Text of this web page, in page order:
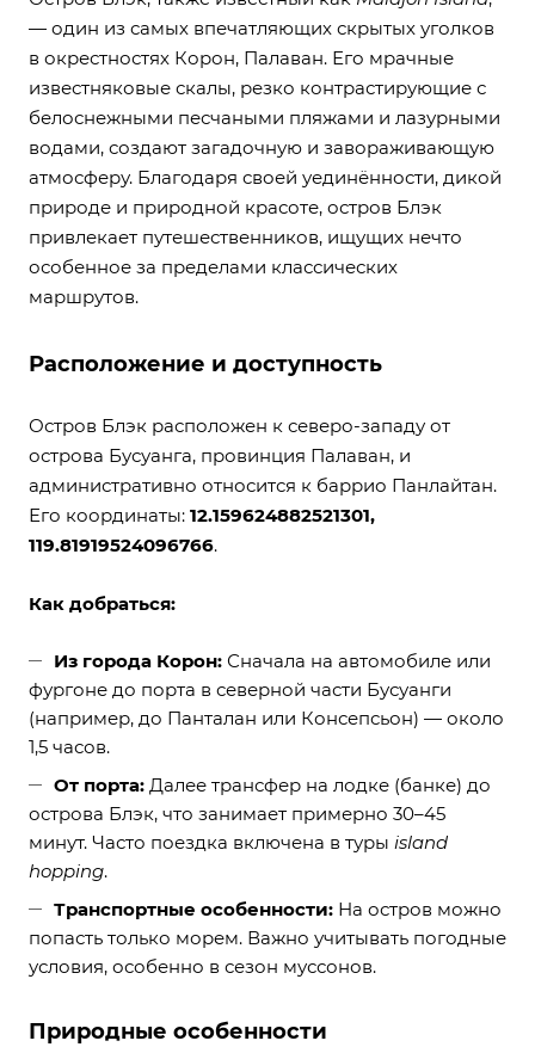
— один из самых впечатляющих скрытых уголков
в окрестностях Корон, Палаван. Его мрачные
известняковые скалы, резко контрастирующие с
белоснежными песчаными пляжами и лазурными
водами, создают загадочную и завораживающую
атмосферу. Благодаря своей уединённости, дикой
природе и природной красоте, остров Блэк
привлекает путешественников, ищущих нечто
особенное за пределами классических
маршрутов.
Расположение и доступность
Остров Блэк расположен к северо-западу от
острова Бусуанга, провинция Палаван, и
административно относится к баррио Панлайтан.
Его координаты: 12.159624882521301,
119.81919524096766.
Как добраться:
Из города Корон: Сначала на автомобиле или
фургоне до порта в северной части Бусуанги
(например, до Панталан или Консепсьон) — около
1,5 часов.
От порта: Далее трансфер на лодке (банке) до
острова Блэк, что занимает примерно 30–45
минут. Часто поездка включена в туры island
hopping.
Транспортные особенности: На остров можно
попасть только морем. Важно учитывать погодные
условия, особенно в сезон муссонов.
Природные особенности